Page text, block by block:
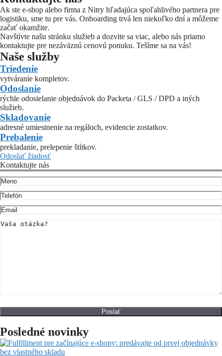
Ak ste e-shop alebo firma z Nitry hľadajúca spoľahlivého partnera pre
logistiku, sme tu pre vás. Onboarding trvá len niekoľko dní a môžeme
začať okamžite.
Navštívte našu stránku služieb a dozvite sa viac, alebo nás priamo
kontaktujte pre nezáväznú cenovú ponuku. Tešíme sa na vás!
Naše služby
Triedenie
vytváranie kompletov.
Odoslanie
rýchle odosielanie objednávok do Packeta / GLS / DPD a iných
služieb.
Skladovanie
adresné umiestnenie na regáloch, evidencie zostatkov.
Prebalenie
prekladanie, prelepenie štítkov.
Odoslať žiadosť
Kontaktujte nás
Posledné novinky